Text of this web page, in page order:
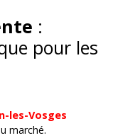
:
pour les
les-Vosges
marché.